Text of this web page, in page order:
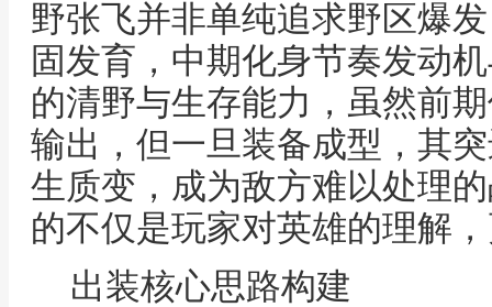
野张飞并非单纯追求野区爆
固发育，中期化身节奏发动
的清野与生存能力，虽然前
输出，但一旦装备成型，其
生质变，成为敌方难以处理
的不仅是玩家对英雄的理解
出装核心思路构建